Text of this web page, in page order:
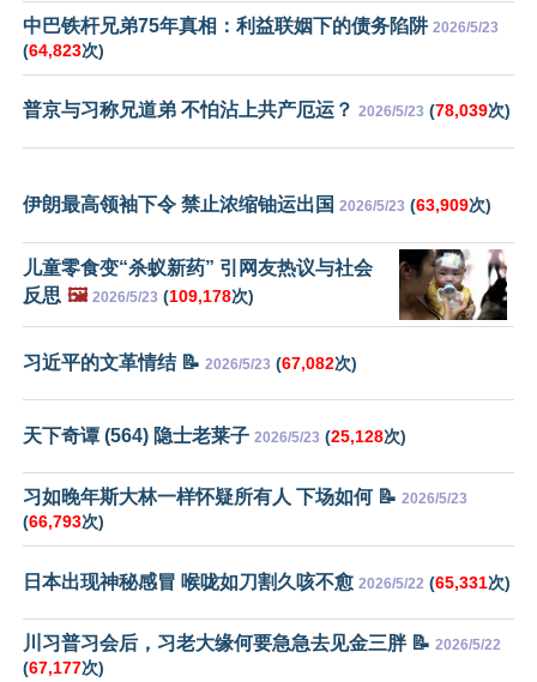
中巴铁杆兄弟75年真相：利益联姻下的债务陷阱 2026/5/23
(64,823次)
普京与习称兄道弟 不怕沾上共产厄运？ 2026/5/23 (78,039次)
伊朗最高领袖下令 禁止浓缩铀运出国 2026/5/23 (63,909次)
儿童零食变“杀蚁新药” 引网友热议与社会
反思 🖼️ 2026/5/23 (109,178次)
习近平的文革情结 📝 2026/5/23 (67,082次)
天下奇谭 (564) 隐士老莱子 2026/5/23 (25,128次)
习如晚年斯大林一样怀疑所有人 下场如何 📝 2026/5/23
(66,793次)
日本出现神秘感冒 喉咙如刀割久咳不愈 2026/5/22 (65,331次)
川习普习会后，习老大缘何要急急去见金三胖 📝 2026/5/22
(67,177次)